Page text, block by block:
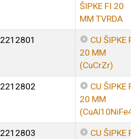
ŠIPKE FI 20
MM TVRDA
2212801
CU ŠIPKE FI
20 MM
(CuCrZr)
2212802
CU ŠIPKE FI
20 MM
(CuAl10NiFe4)
2212803
CU ŠIPKE FI